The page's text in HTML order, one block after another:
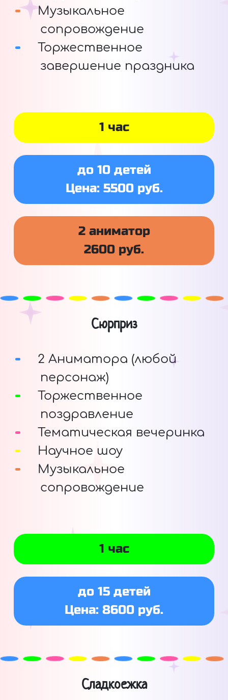
Музыкальное
сопровождение
Торжественное
завершение праздника
1 час
до 10 детей
Цена: 5500 руб.
2 аниматор
2600 руб.
Сюрприз
2 Аниматора (любой
персонаж)
Торжественное
поздравление
Тематическая вечеринка
Научное шоу
Музыкальное
сопровождение
1 час
до 15 детей
Цена: 8600 руб.
Сладкоежка